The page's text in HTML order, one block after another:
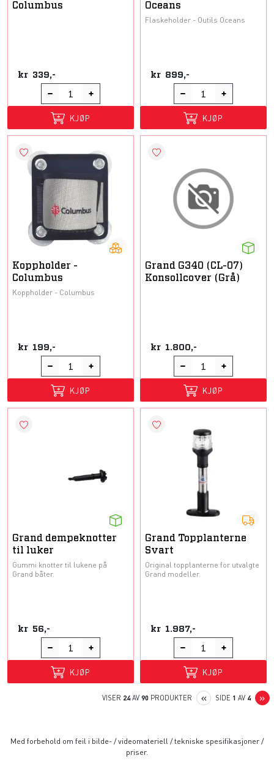
Columbus
kr 339,-
KJØP
Oceans
Flaskeholder - Outils Oceans
kr 899,-
KJØP
Koppholder -
Columbus
Koppholder - Columbus
kr 199,-
KJØP
Grand G340 (CL-07)
Konsollcover (Grå)
kr 1.800,-
KJØP
Grand dempeknotter
til luker
Gummi knotter til lukene på
Grand båter.
kr 56,-
KJØP
Grand Topplanterne
Svart
Original topplanterne for utvalgte
Grand modeller.
kr 1.987,-
KJØP
VISER 24AV 90 PRODUKTER «PREVIOUS
SIDE 1 AV 4 »
Med forbehold om feil i bilde- / videomateriell / tekniske spesifikasjoner /
priser.